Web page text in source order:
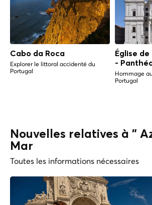
Cabo da Roca
Explorer le littoral accidenté du
Portugal
Église
-
Hommage
Portugal
Nouvelles relatives à "
Mar
Toutes les informations nécessaires